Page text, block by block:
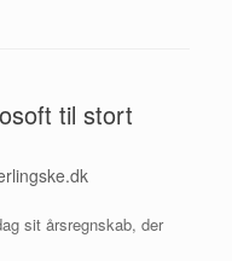
til stort
sit årsregnskab, der